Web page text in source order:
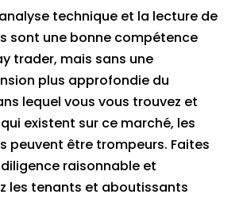
technique et la lecture de
sont une bonne compétence
trader, mais sans une
plus approfondie du
lequel vous vous trouvez et
existent sur ce marché, les
peuvent être trompeurs. Faites
raisonnable et
les tenants et aboutissants